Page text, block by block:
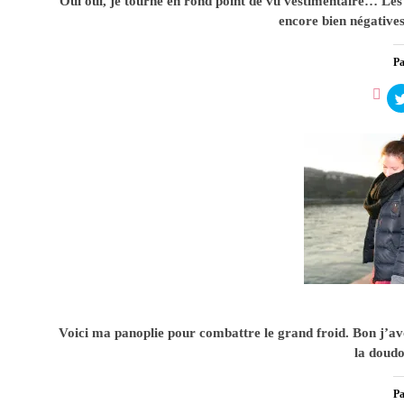
encore bien
Voici ma panoplie pour combattre le grand froid. Bon
la